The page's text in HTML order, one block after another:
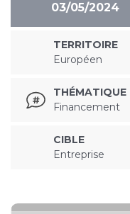
03/05/2024
TERRITOIRE
Européen
THÉMATIQUE
Financement
CIBLE
Entreprise